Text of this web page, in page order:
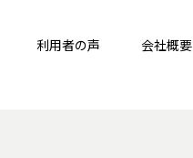
利用者の声 会社概要